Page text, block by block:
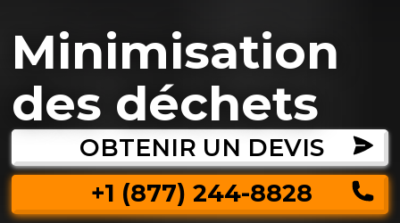
Minimisation
des déchets
OBTENIR UN DEVIS
+1 (877) 244-8828